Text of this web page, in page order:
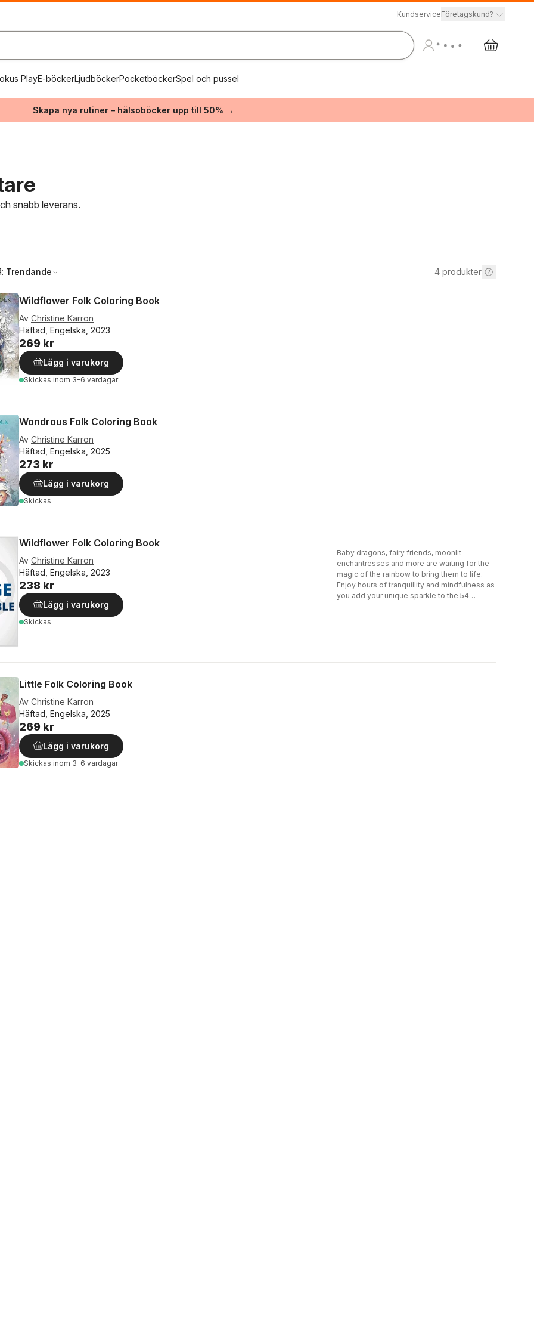
KundserviceFöretagskund?
PlayE-böckerLjudböckerPocketböckerSpel och pussel
Skapa nya rutiner – hälsoböcker upp till 50% →
snabb leverans.
Trendande 4 produkter
Wildflower Folk Coloring Book
Av Christine Karron
Häftad, Engelska, 2023
269 kr
Lägg i varukorg
Skickas inom 3-6 vardagar
Wondrous Folk Coloring Book
Av Christine Karron
Häftad, Engelska, 2025
273 kr
Lägg i varukorg
Skickas
Wildflower Folk Coloring Book
Av Christine Karron
Häftad, Engelska, 2023
238 kr
Lägg i varukorg
Skickas
Baby dragons, fairy friends, moonlit
enchantresses and more are waiting for the
magic of the rainbow to bring them to life.
Enjoy hours of tranquillity and mindfulness as
you add your unique sparkle to the 54
balance open spaces with intricate detail and
Little Folk Coloring Book
Av Christine Karron
Häftad, Engelska, 2025
269 kr
Lägg i varukorg
Skickas inom 3-6 vardagar